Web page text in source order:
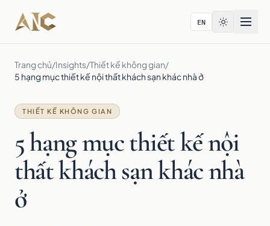
Bỏ qua tới nội dung
EN
Trang chủ/Insights/Thiết kế không gian/
5 hạng mục thiết kế nội thất khách sạn khác nhà ở
THIẾT KẾ KHÔNG GIAN
5 hạng mục thiết kế nội
thất khách sạn khác nhà
ở